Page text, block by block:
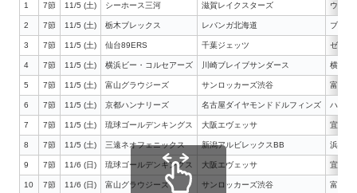
1 7節 11/5 (土) シーホース三河 滋賀レイクスターズ ウィン
2 7節 11/5 (土) 栃木ブレックス レバンガ北海道 ブレッ
3 7節 11/5 (土) 仙台89ERS 千葉ジェッツ ゼビオ
4 7節 11/5 (土) 横浜ビー・コルセアーズ 川崎ブレイブサンダース 横浜国
5 7節 11/5 (土) 富山グラウジーズ サンロッカーズ渋谷 富山県
6 7節 11/5 (土) 京都ハンナリーズ 名古屋ダイヤモンドドルフィンズ ハンナ
7 7節 11/5 (土) 琉球ゴールデンキングス 大阪エヴェッサ 宜野湾
8 7節 11/5 (土) 三遠ネオフェニックス 新潟アルビレックスBB 浜松ア
9 7節 11/6 (日) 琉球ゴールデンキングス 大阪エヴェッサ 宜野湾
10 7節 11/6 (日) 富山グラウジーズ サンロッカーズ渋谷 富山県